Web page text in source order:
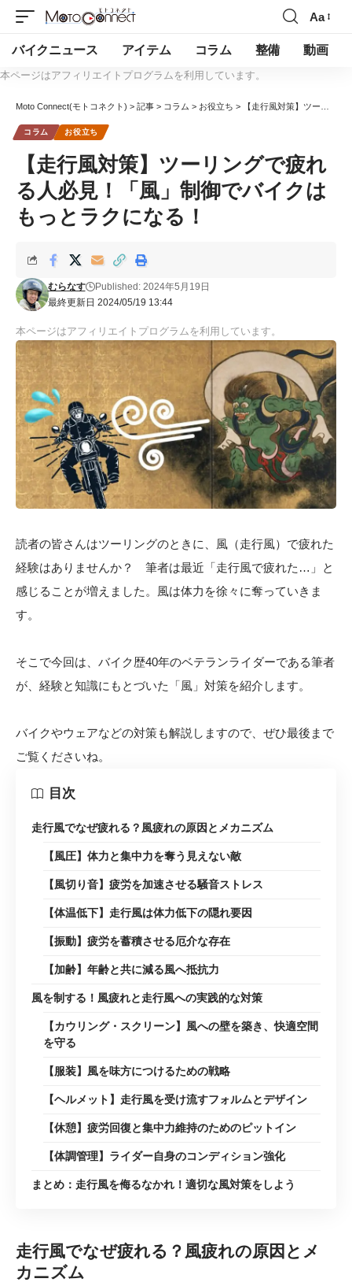
Aa
バイクニュース アイテム コラム 整備 動画
本ページはアフィリエイトプログラムを利用しています。
Moto Connect(モトコネクト) > 記事 > コラム > お役立ち > 【走行風対策】ツーリングで疲れる人必見！「風」制御でバイクはもっとラクになる！
コラム お役立ち
【走行風対策】ツーリングで疲れ
る人必見！「風」制御でバイクは
もっとラクになる！
最終更新日 2024/05/19 13:44
むらなす Published: 2024年5月19日
本ページはアフィリエイトプログラムを利用しています。
読者の皆さんはツーリングのときに、風（走行風）で疲れた
経験はありませんか？ 筆者は最近「走行風で疲れた…」と
感じることが増えました。風は体力を徐々に奪っていきま
す。
そこで今回は、バイク歴40年のベテランライダーである筆者
が、経験と知識にもとづいた「風」対策を紹介します。
バイクやウェアなどの対策も解説しますので、ぜひ最後まで
ご覧くださいね。
目次
走行風でなぜ疲れる？風疲れの原因とメカニズム
【風圧】体力と集中力を奪う見えない敵
【風切り音】疲労を加速させる騒音ストレス
【体温低下】走行風は体力低下の隠れ要因
【振動】疲労を蓄積させる厄介な存在
【加齢】年齢と共に減る風へ抵抗力
風を制する！風疲れと走行風への実践的な対策
【カウリング・スクリーン】風への壁を築き、快適空間
を守る
【服装】風を味方につけるための戦略
【ヘルメット】走行風を受け流すフォルムとデザイン
【休憩】疲労回復と集中力維持のためのピットイン
【体調管理】ライダー自身のコンディション強化
まとめ：走行風を侮るなかれ！適切な風対策をしよう
走行風でなぜ疲れる？風疲れの原因とメ
カニズム